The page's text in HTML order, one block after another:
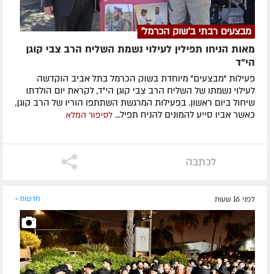
מבצעים רבתי ב'שוק הכרמל'
מאות הניחו תפילין לעילוי נשמת השליח הרב צבי קוגן
הי”ד
פעילות "מבצעים" מיוחדת בשוק הכרמל בתל אביב הוקדשה
לעילוי נשמתו של השליח הרב צבי קוגן הי"ד, לקראת יום הולדתו
שיחול ביום ראשון. בפעילות המרגשת השתתפו הוריו של הרב קוגן,
כאשר אביו סייע להמונים להניח תפיל... לסיפור המלא
לכתבה
לפני 16 שעות חדשות »